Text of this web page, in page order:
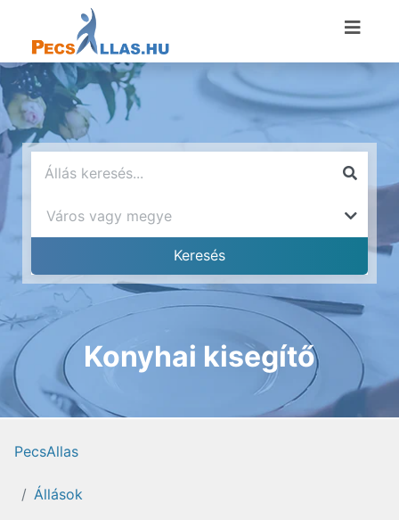
Konyhai kisegítő
PecsAllas
Állások